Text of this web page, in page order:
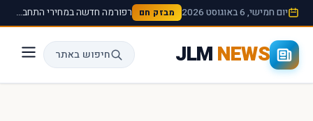
יום חמישי, 6 באוגוסט 2026 מבזק חם רפורמה חדשה במחירי התחבורה הציבורית תיכנס לתוקף החל מהחודש הבא ›
JLMNEWS חיפוש באתר